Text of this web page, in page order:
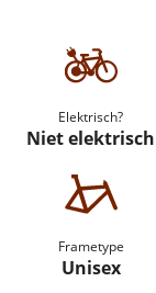
Elektrisch?
Niet elektrisch
Frametype
Unisex